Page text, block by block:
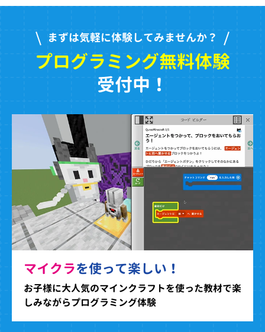
まずは気軽に体験してみませんか？
プログラミング無料体験
受付中！
マイクラを使って楽しい！
お子様に大人気のマインクラフトを使った教材で楽
しみながらプログラミング体験